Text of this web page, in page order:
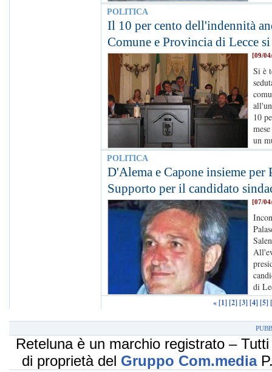
POLITICA
Il 10 per cento dell'indennità
Comune e Provincia di Lecce
[09/
Si è
10
un
POLITICA
D'Alema e Capone insieme per
Supporto per il candidato
[07/
di
«[1][2][3][4][5]
Reteluna è un marchio registrato –
di proprietà del Gruppo Com.media